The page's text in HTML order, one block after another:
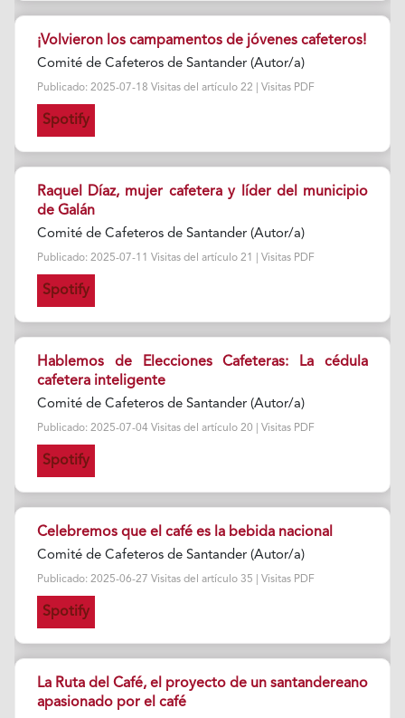
¡Volvieron los campamentos de jóvenes cafeteros!
Comité de Cafeteros de Santander (Autor/a)
Publicado: 2025-07-18 Visitas del artículo 22 | Visitas PDF
Spotify
Raquel Díaz, mujer cafetera y líder del municipio
de Galán
Comité de Cafeteros de Santander (Autor/a)
Publicado: 2025-07-11 Visitas del artículo 21 | Visitas PDF
Spotify
Hablemos de Elecciones Cafeteras: La cédula
cafetera inteligente
Comité de Cafeteros de Santander (Autor/a)
Publicado: 2025-07-04 Visitas del artículo 20 | Visitas PDF
Spotify
Celebremos que el café es la bebida nacional
Comité de Cafeteros de Santander (Autor/a)
Publicado: 2025-06-27 Visitas del artículo 35 | Visitas PDF
Spotify
La Ruta del Café, el proyecto de un santandereano
apasionado por el café